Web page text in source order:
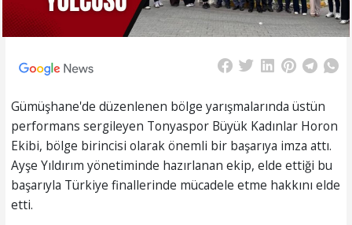
Gümüşhane'de düzenlenen bölge yarışmalarında üstün
performans sergileyen Tonyaspor Büyük Kadınlar Horon
Ekibi, bölge birincisi olarak önemli bir başarıya imza attı.
Ayşe Yıldırım yönetiminde hazırlanan ekip, elde ettiği bu
başarıyla Türkiye finallerinde mücadele etme hakkını elde
etti.